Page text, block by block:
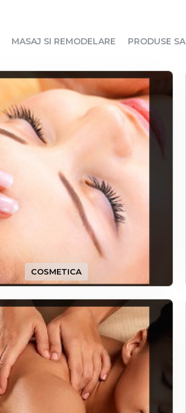
MASAJ SI REMODELARE PRODUSE
COSMETICA